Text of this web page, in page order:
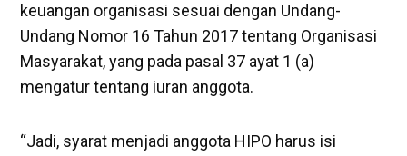
keuangan organisasi sesuai dengan Undang-
Undang Nomor 16 Tahun 2017 tentang Organisasi
Masyarakat, yang pada pasal 37 ayat 1 (a)
mengatur tentang iuran anggota.
“Jadi, syarat menjadi anggota HIPO harus isi